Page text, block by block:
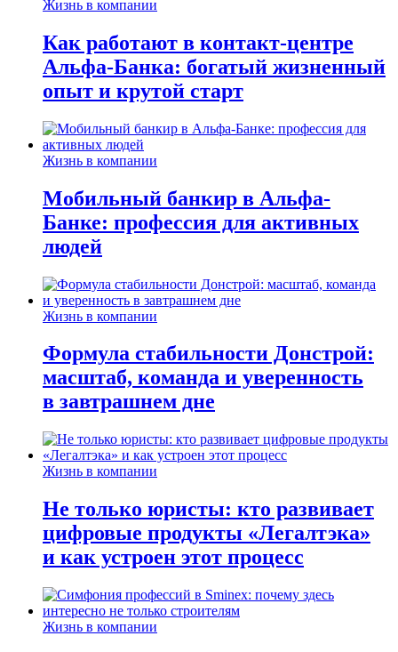
Жизнь в компании
Как работают в контакт-центре
Альфа-Банка: богатый жизненный
опыт и крутой старт
Жизнь в компании
Мобильный банкир в Альфа-
Банке: профессия для активных
людей
Жизнь в компании
Формула стабильности Донстрой:
масштаб, команда и уверенность
в завтрашнем дне
Жизнь в компании
Не только юристы: кто развивает
цифровые продукты «Легалтэка»
и как устроен этот процесс
Жизнь в компании